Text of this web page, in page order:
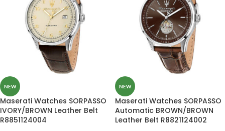
NEW
Maserati Watches SORPASSO
IVORY/BROWN Leather Belt
R8851124004
NEW
Maserati Watches SORPASSO
Automatic BROWN/BROWN
Leather Belt R8821124002